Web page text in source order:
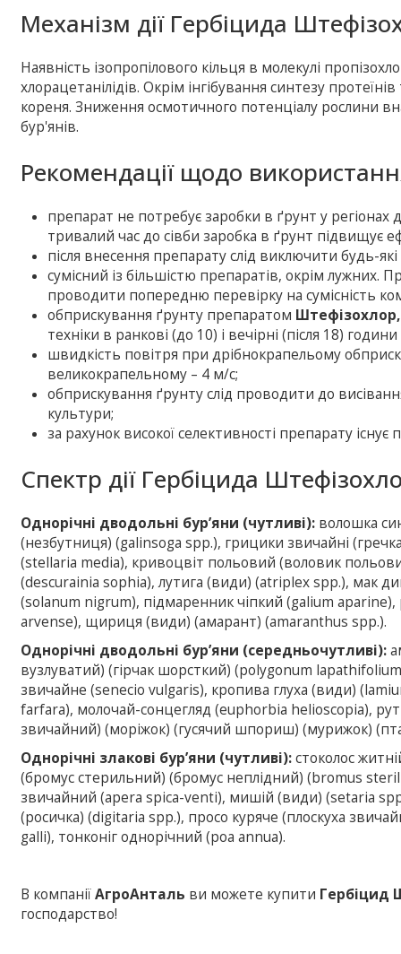
Механізм дії Гербіцида
Наявність ізопропілового кільця в молекулі
хлорацетанілідів. Окрім інгібування синтезу
кореня. Зниження осмотичного потенціалу рослини
бур'янів.
Рекомендації щодо
препарат не потребує заробки в ґрунт у регіонах
тривалий час до сівби заробка в ґрунт підвищує
після внесення препарату слід виключити будь-
сумісний із більшістю препаратів, окрім
проводити попередню перевірку на сумісність
обприскування ґрунту препаратом
техніки в ранкові (до 10) і вечірні (після 18)
швидкість повітря при дрібнокрапельому
великокрапельному – 4 м/с;
обприскування ґрунту слід проводити до
культури;
за рахунок високої селективності препарату
Спектр дії Гербіцида
Однорічні дводольні бур’яни (чутливі): волошка
(незбутниця) (galinsoga spp.), грицики звичайні
(stellaria media), кривоцвіт польовий (воловик
(descurainia sophia), лутига (види) (atriplex spp.), мак
(solanum nigrum), підмаренник чіпкий (galium
arvense), щириця (види) (амарант) (amaranthus spp.).
Однорічні дводольні бур’яни (середньочутливі):
вузлуватий) (гірчак шорсткий) (polygonum
звичайне (senecio vulgaris), кропива глуха (види)
farfara), молочай-сонцегляд (euphorbia helioscopia),
звичайний) (моріжок) (гусячий шпориш) (мурижок)
Однорічні злакові бур’яни (чутливі):cтоколос
(бромус стерильний) (бромус неплідний) (bromus
звичайний (apera spica-venti), мишій (види) (setaria
(росичка) (digitaria spp.), просо куряче (плоскуха
galli), тонконіг однорічний (poa annua).
В компаніїАгроАнталь ви можете купити Гербіцид
господарство!